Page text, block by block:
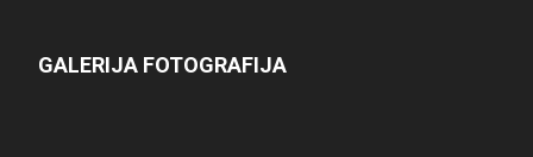
GALERIJA FOTOGRAFIJA